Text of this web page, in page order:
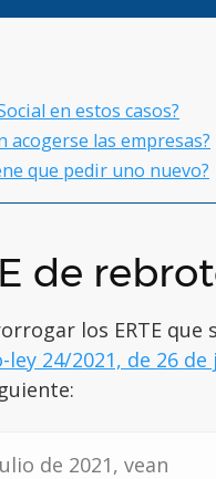
en estos casos?
acogerse las empresas?
que pedir uno nuevo?
de
los ERTE que
ley 24/2021, de 26 de
de 2021, vean